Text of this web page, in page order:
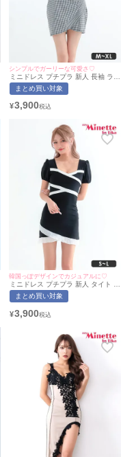
シンプルでガーリーな可愛さ♡
ミニドレス プチプラ 新人 長袖 ラウ
ンジ チェック柄 低身長 谷間 フリル
ウエスト切り替え 黒 キャバドレス
myMinette/マイミネット
まとめ買い対象
¥3,900
韓国っぽデザインでカジュアルに♡
ミニドレス プチプラ 新人 タイト 半
袖 低身長 谷間 パフスリーブ バイカ
ラー 黒 キャバドレス (林姫奈妙着
イミネット
まとめ買い対象
¥3,900